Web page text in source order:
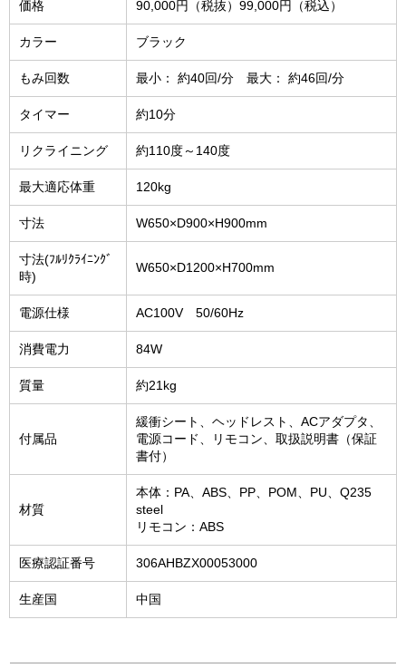
価格 90,000円（税抜）99,000円（税込）
カラー ブラック
もみ回数 最小： 約40回/分 最大： 約46回/分
タイマー 約10分
リクライニング 約110度～140度
最大適応体重 120kg
寸法 W650×D900×H900mm
寸法(ﾌﾙﾘｸﾗｲﾆﾝｸﾞ
時)
W650×D1200×H700mm
電源仕様 AC100V 50/60Hz
消費電力 84W
質量 約21kg
付属品
緩衝シート、ヘッドレスト、ACアダプタ、
電源コード、リモコン、取扱説明書（保証
書付）
材質
本体：PA、ABS、PP、POM、PU、Q235
steel
リモコン：ABS
医療認証番号 306AHBZX00053000
生産国 中国